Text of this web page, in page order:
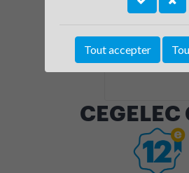
CEGELEC
Tout accepter